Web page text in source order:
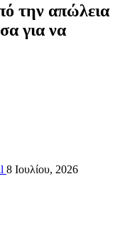
την απώλεια
για να
8 Ιουλίου, 2026